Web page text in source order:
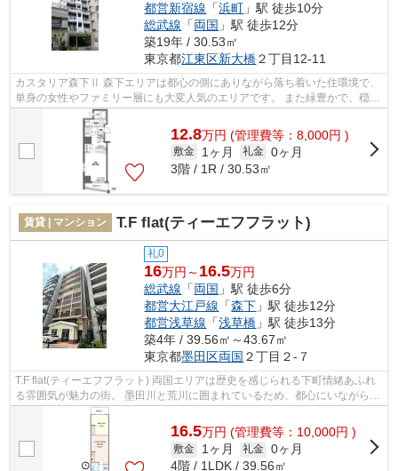
都営新宿線 「浜町 」駅 徒歩10分
総武線 「両国 」駅 徒歩12分
築19年 / 30.53㎡
東京都江東区新大橋２丁目12-11
カスタリア森下Ⅱ 森下エリアは都心の側にありながら落ち着いた住環境で、
単身の女性やファミリー層にも大変人気のエリアです。 また緑豊かで、穏や
かな雰囲気の町並みも人気の理由...
12.8万円 (管理費等：8,000円 )
敷金 1ヶ月 礼金 0ヶ月
3階 / 1R / 30.53㎡
賃貸 | マンション T.F flat(ティーエフフラット)
礼0
16万円～ 16.5万円
総武線 「両国 」駅 徒歩6分
都営大江戸線 「森下 」駅 徒歩12分
都営浅草線 「浅草橋 」駅 徒歩13分
築4年 / 39.56㎡～43.67㎡
東京都墨田区両国 ２丁目２-７
T.F flat(ティーエフフラット) 両国エリアは歴史を感じられる下町情緒あふれ
る雰囲気が魅力の街。 墨田川と荒川に囲まれているため、都心にいながらも
16.5万円 (管理費等：10,000円 )
敷金 1ヶ月 礼金 0ヶ月
4階 / 1LDK / 39.56㎡